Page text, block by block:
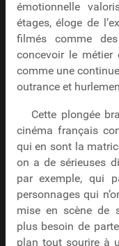
émotionnelle
étages, éloge de
filmés comme
concevoir le métier
comme une
outrance et
Cette plongée
cinéma français
qui en sont la
on a de sérieuses
par exemple, qui
personnages qui
mise en scène de
plus besoin de
plan tout sourire à